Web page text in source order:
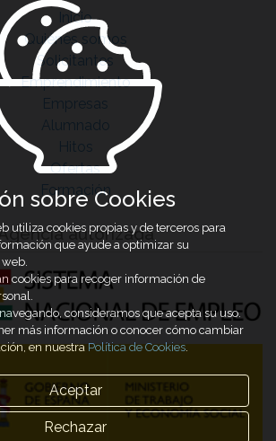
Inicio
Quiénes somos
Solicitantes
Emprendimiento
Empresas
Alumnado
Hitos
Ofertas
Formación
autorizada
sobre Cookies
utiliza cookies propias y de terceros para
que ayude a optimizar su
cookies para recoger información de
consideramos que acepta su uso.
más información o conocer cómo cambiar
en nuestraPolítica de Cookies.
Aceptar
Rechazar